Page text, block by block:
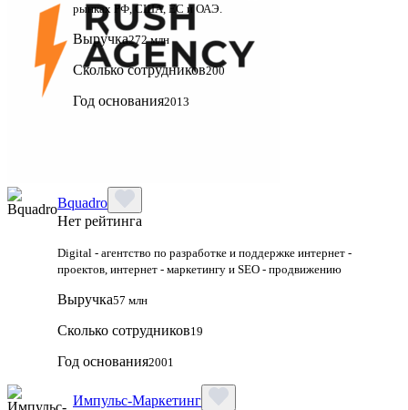
рынках РФ, США, ЕС и ОАЭ.
Выручка272 млн
Сколько сотрудников200
Год основания2013
Bquadro
Нет рейтинга
Digital - агентство по разработке и поддержке интернет -
проектов, интернет - маркетингу и SEO - продвижению
Выручка57 млн
Сколько сотрудников19
Год основания2001
Импульс-Маркетинг